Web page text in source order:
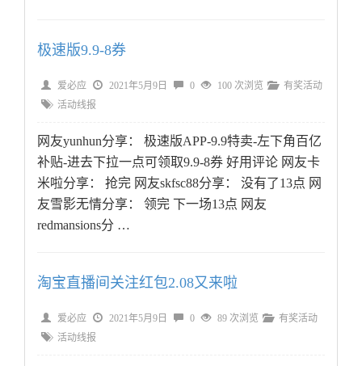
极速版9.9-8券
爱必应 2021年5月9日 0 100 次浏览
有奖活动
活动线报
网友yunhun分享： 极速版APP-9.9特卖-左下角百亿
补贴-进去下拉一点可领取9.9-8券 好用评论 网友卡
米啦分享： 抢完 网友skfsc88分享： 没有了13点 网
友雪影无情分享： 领完 下一场13点 网友
redmansions分 …
淘宝直播间关注红包2.08又来啦
爱必应 2021年5月9日 0 89 次浏览
有奖活动
活动线报